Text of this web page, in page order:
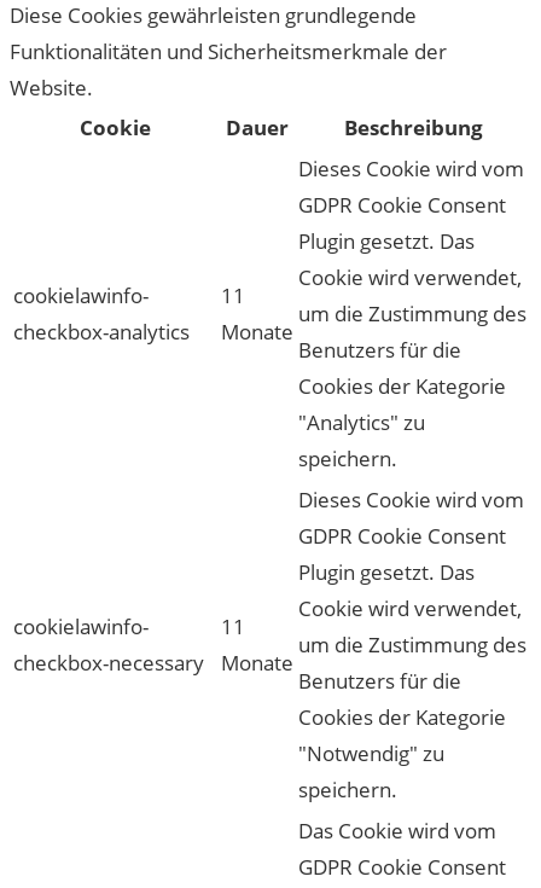
Diese Cookies gewährleisten grundlegende
Funktionalitäten und Sicherheitsmerkmale der
Website.
Cookie
Dauer Beschreibung
cookielawinfo-
checkbox-analytics
11
Monate
Dieses Cookie wird vom
GDPR Cookie Consent
Plugin gesetzt. Das
Cookie wird verwendet,
um die Zustimmung des
Benutzers für die
Cookies der Kategorie
"Analytics" zu
speichern.
cookielawinfo-
checkbox-necessary
11
Monate
Dieses Cookie wird vom
GDPR Cookie Consent
Plugin gesetzt. Das
Cookie wird verwendet,
um die Zustimmung des
Benutzers für die
Cookies der Kategorie
"Notwendig" zu
speichern.
Das Cookie wird vom
GDPR Cookie Consent